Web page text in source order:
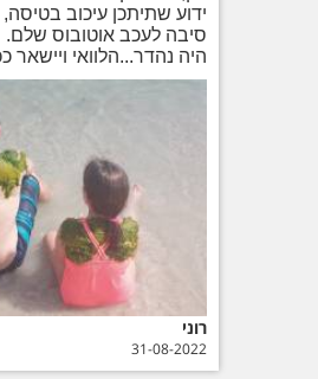
ידוע שתיתכן עיכוב
סיבה לעכב אוטובוס שלם.
היה נהדר...הלוואי ויישאר
רוני
31-08-2022